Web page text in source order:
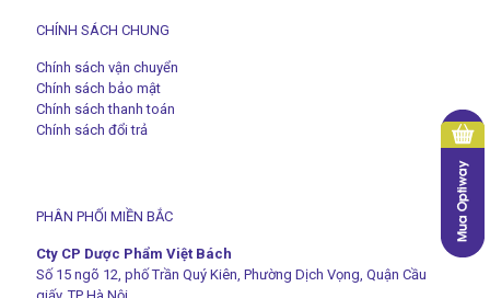
CHÍNH SÁCH CHUNG
Chính sách vận chuyển
Chính sách bảo mật
Chính sách thanh toán
Chính sách đổi trả
PHÂN PHỐI MIỀN BẮC
Cty CP Dược Phẩm Việt Bách
Số 15 ngõ 12, phố Trần Quý Kiên, Phường Dịch Vọng, Quận Cầu